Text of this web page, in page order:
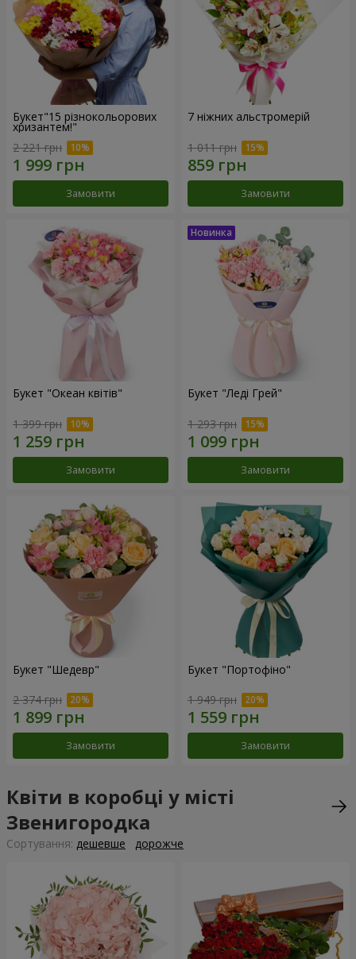
Букет"15 різнокольорових
хризантем!"
2 221 грн
Замовити
7 ніжних альстромерій
1 011 грн
Замовити
Букет "Океан квітів"
1 399 грн
Замовити
Букет "Леді Грей"
1 293 грн
Замовити
Букет "Шедевр"
2 374 грн
Замовити
Букет "Портофіно"
1 949 грн
Замовити
Квіти в коробці у місті
Звенигородка
Сортування: дешевше дорожче